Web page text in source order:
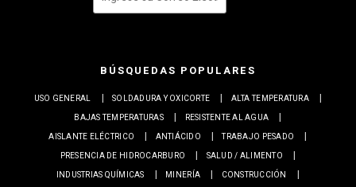
BÚSQUEDAS POPULARES
USO GENERAL SOLDADURA Y OXICORTE
ALTA TEMPERATURA
BAJAS TEMPERATURAS
RESISTENTE AL AGUA
AISLANTE ELÉCTRICO
ANTIÁCIDO
TRABAJO PESADO
PRESENCIA DE HIDROCARBURO
SALUD / ALIMENTO
INDUSTRIAS QUÍMICAS
MINERÍA
CONSTRUCCIÓN